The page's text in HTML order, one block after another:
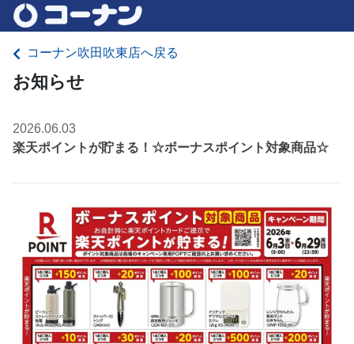
コーナン吹田吹東店へ戻る
お知らせ
2026.06.03
楽天ポイントが貯まる！☆ボーナスポイント対象商品☆